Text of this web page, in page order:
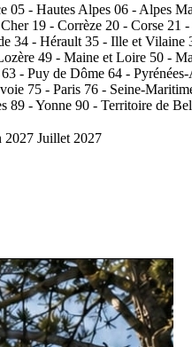
05 - Hautes Alpes 06 - Alpes
19 - Corrèze 20 - Corse 21
34 - Hérault 35 - Ille et Vilaine
49 - Maine et Loire 50 -
63 - Puy de Dôme 64 -
75 - Paris 76 - Seine-
89 - Yonne 90 - Territoire de
2027 Juillet 2027